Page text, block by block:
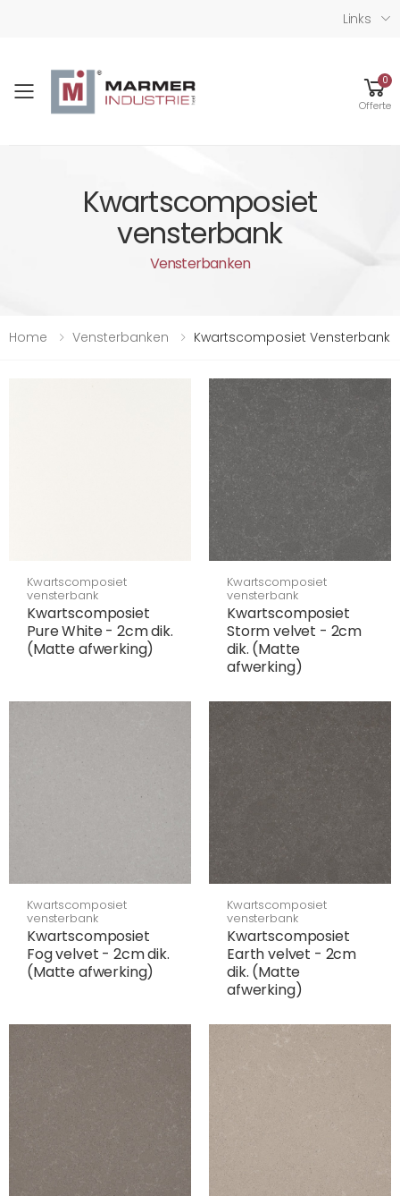
Links
Toggle mobile menu
0
Offerte
Kwartscomposiet
vensterbank
Vensterbanken
Home Vensterbanken Kwartscomposiet Vensterbank
Kwartscomposiet
vensterbank
Kwartscomposiet
Pure White - 2cm dik.
(Matte afwerking)
Kwartscomposiet
vensterbank
Kwartscomposiet
Storm velvet - 2cm
dik. (Matte
afwerking)
Kwartscomposiet
vensterbank
Kwartscomposiet
Fog velvet - 2cm dik.
(Matte afwerking)
Kwartscomposiet
vensterbank
Kwartscomposiet
Earth velvet - 2cm
dik. (Matte
afwerking)